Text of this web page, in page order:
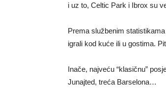
i uz to, Celtic Park i Ibrox su
Prema službenim
igrali kod kuće ili u gostima.
Inače, najveću “klasičnu”
Junajted, treća Barselona…